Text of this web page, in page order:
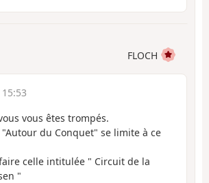
FLOCH
vous êtes trompés.
du Conquet" se limite à ce
celle intitulée " Circuit de la
"